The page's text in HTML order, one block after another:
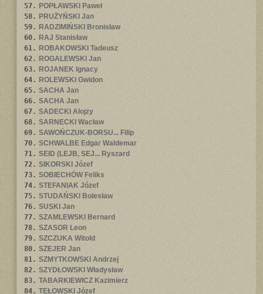
57. POPŁAWSKI Paweł
58. PRUŻYŃSKI Jan
59. RADZIMIŃSKI Bronisław
60. RAJ Stanisław
61. ROBAKOWSKI Tadeusz
62. ROGALEWSKI Jan
63. ROJANEK Ignacy
64. ROLEWSKI Gwidon
65. SACHA Jan
66. SACHA Jan
67. SADECKI Alojzy
68. SARNECKI Wacław
69. SAWOŃCZUK-BORSU... Filip
70. SCHWALBE Edgar Waldemar
71. SEID (LEJB, SEJ... Ryszard
72. SIKORSKI Józef
73. SOBIECHÓW Feliks
74. STEFANIAK Józef
75. STUDAŃSKI Bolesław
76. SUSKI Jan
77. SZAMLEWSKI Bernard
78. SZASOR Leon
79. SZCZUKA Witold
80. SZEJER Jan
81. SZMYTKOWSKI Andrzej
82. SZYDŁOWSKI Władysław
83. TABARKIEWICZ Kazimierz
84. TEŁOWSKI Józef